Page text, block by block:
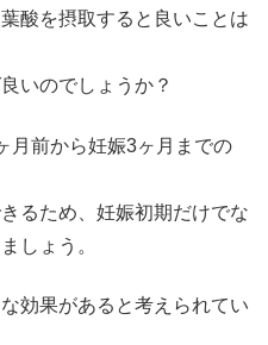
酸を摂取すると良いことは
いのでしょうか？
月前から妊娠3ヶ月までの
るため、妊娠初期だけでな
しょう。
効果があると考えられてい